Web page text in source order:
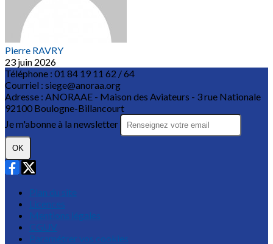
Pierre RAVRY
23 juin 2026
Téléphone : 01 84 19 11 62 / 64
Courriel : siege@anoraa.org
Adresse : ANORAAE - Maison des Aviateurs - 3 rue Nationale
92100 Boulogne-Billancourt
Je m'abonne à la newsletter
OK
Plan du site
Licences
Mentions légales
CGUV
Paramétrer vos cookies